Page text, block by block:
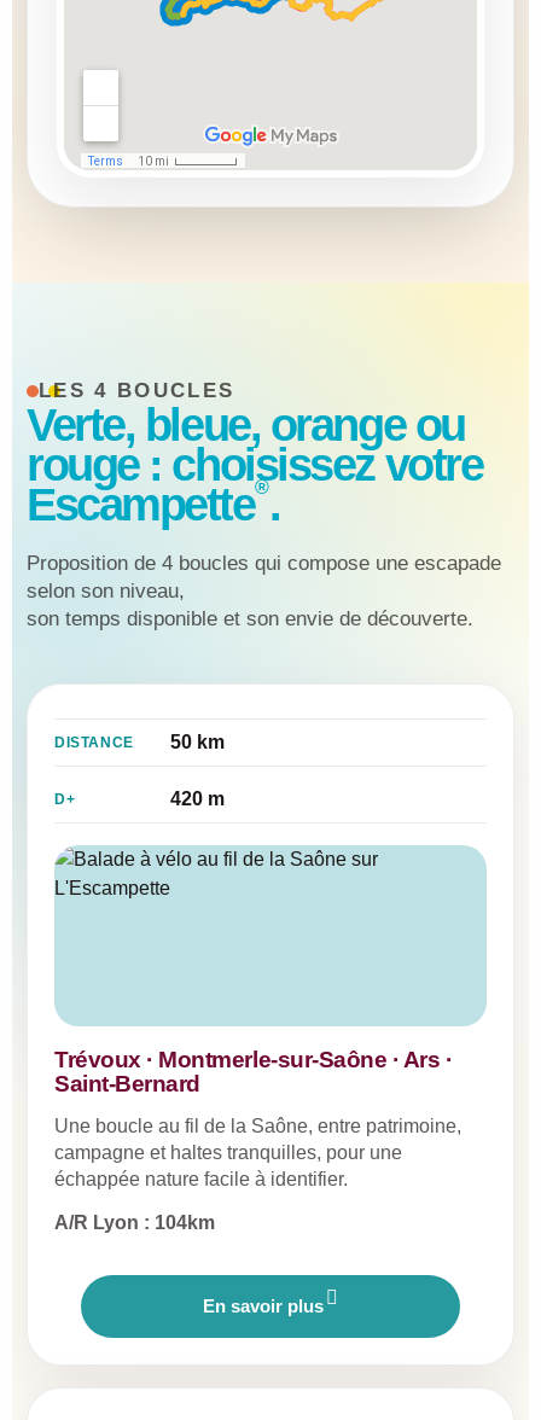
LES 4 BOUCLES
Verte, bleue, orange ou
rouge : choisissez votre
Escampette®.
Proposition de 4 boucles qui compose une escapade
selon son niveau,
son temps disponible et son envie de découverte.
DISTANCE 50 km
D+ 420 m
Trévoux · Montmerle-sur-Saône · Ars ·
Saint-Bernard
Une boucle au fil de la Saône, entre patrimoine,
campagne et haltes tranquilles, pour une
échappée nature facile à identifier.
A/R Lyon : 104km
En savoir plus